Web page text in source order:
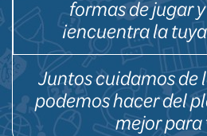
formas de jugar
¡encuentra la
Juntos cuidamos de
podemos hacer del
mejor para